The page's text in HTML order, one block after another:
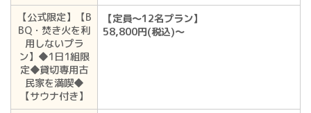
【公式限定】【B
BQ・焚き火を利
用しないプラ
ン】◆1日1組限
定◆貸切専用古
民家を満喫◆
【サウナ付き】
【定員～12名プラン】
58,800円(税込)〜